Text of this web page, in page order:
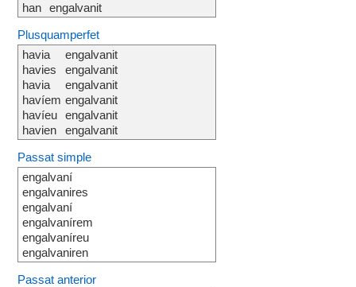
han engalvanit
Plusquamperfet
havia
havies
havia
havíem
havíeu
havien
engalvanit
engalvanit
engalvanit
engalvanit
engalvanit
engalvanit
Passat simple
engalvaní
engalvanires
engalvaní
engalvanírem
engalvaníreu
engalvaniren
Passat anterior